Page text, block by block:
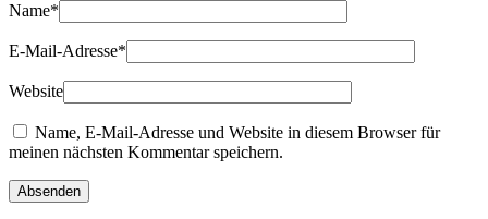
Name*
E-Mail-Adresse*
Website
Name, E-Mail-Adresse und Website in diesem Browser für
meinen nächsten Kommentar speichern.